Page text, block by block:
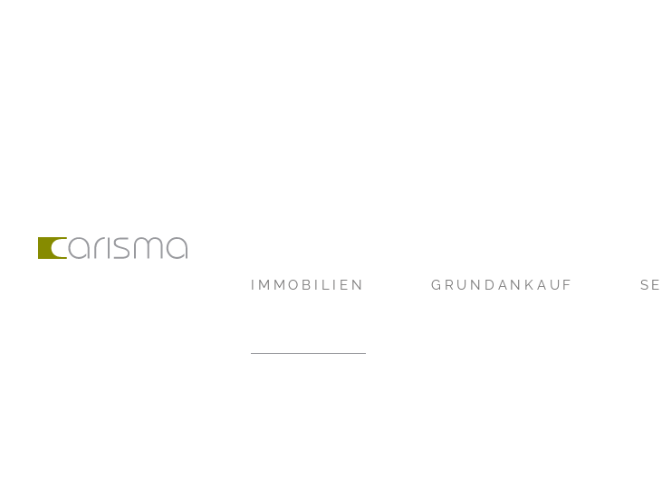
IMMOBILIEN GRUNDANKAUF